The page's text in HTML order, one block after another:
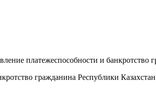
платежеспособности и банкротство
гражданина Республики Казахстан